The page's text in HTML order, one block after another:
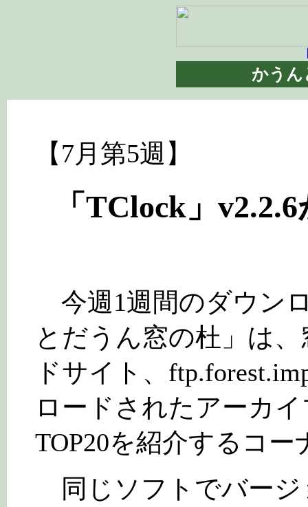
かうん
【7月第5週】
「TClock」
今週1週間のダウン
とだうん窓の杜」は
ドサイト、
ロードされたアーカ
TOP20を紹介するコー
同じソフトでバージ